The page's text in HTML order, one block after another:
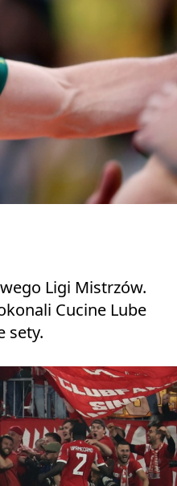
Ligi Mistrzów.
Cucine Lube
sety.